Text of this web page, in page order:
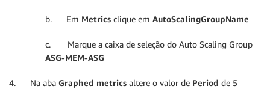
b. Em Metrics clique em AutoScalingGroupName
c. Marque a caixa de seleção do Auto Scaling Group
ASG-MEM-ASG
4. Na aba Graphed metrics altere o valor de Period de 5